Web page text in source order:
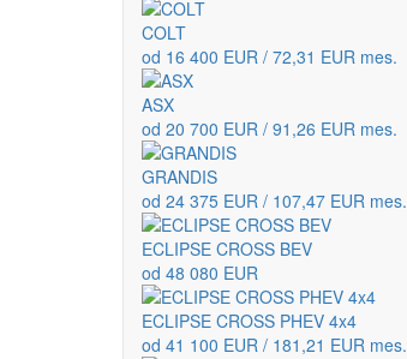
COLT
od 16 400 EUR / 72,31 EUR mes.
ASX
od 20 700 EUR / 91,26 EUR mes.
GRANDIS
od 24 375 EUR / 107,47 EUR mes.
ECLIPSE CROSS BEV
od 48 080 EUR
ECLIPSE CROSS PHEV 4x4
od 41 100 EUR / 181,21 EUR mes.